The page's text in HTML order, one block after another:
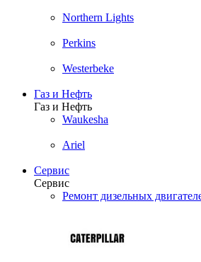
Northern Lights
Perkins
Westerbeke
Газ и Нефть
Газ и Нефть
Waukesha
Ariel
Сервис
Сервис
Ремонт дизельных